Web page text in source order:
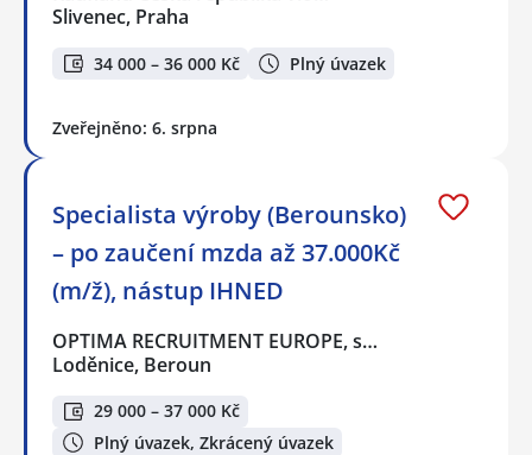
Slivenec, Praha
34 000 – 36 000 Kč Plný úvazek
Zveřejněno: 6. srpna
Specialista výroby (Berounsko)
– po zaučení mzda až 37.000Kč
(m/ž), nástup IHNED
OPTIMA RECRUITMENT EUROPE, s…
Loděnice, Beroun
29 000 – 37 000 Kč
Plný úvazek, Zkrácený úvazek